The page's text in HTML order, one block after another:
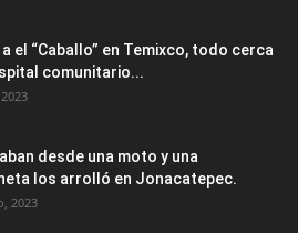
el “Caballo” en Temixco, todo cerca
comunitario...
desde una moto y una
los arrolló en Jonacatepec.
2023